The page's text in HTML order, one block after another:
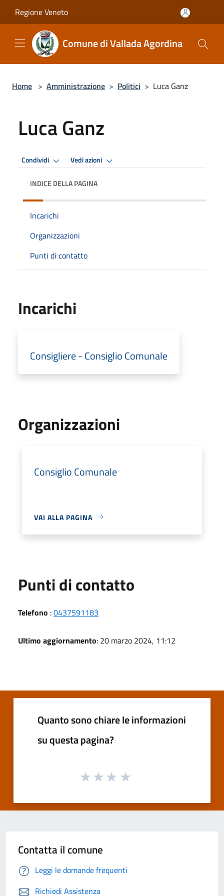
Regione Veneto
Comune di Vallada Agordina
Home > Amministrazione > Politici > Luca Ganz
Luca Ganz
Condividi Vedi azioni
INDICE DELLA PAGINA
Incarichi
Organizzazioni
Punti di contatto
Incarichi
Consigliere - Consiglio Comunale
Organizzazioni
Consiglio Comunale
VAI ALLA PAGINA
Punti di contatto
Telefono :0437591183
Ultimo aggiornamento: 20 marzo 2024, 11:12
Quanto sono chiare le informazioni
su questa pagina?
Contatta il comune
Leggi le domande frequenti
Richiedi Assistenza